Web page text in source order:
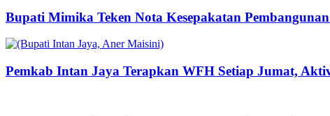
Bupati Mimika Teken Nota Kesepakatan
Pemkab Intan Jaya Terapkan WFH Setiap Jumat,